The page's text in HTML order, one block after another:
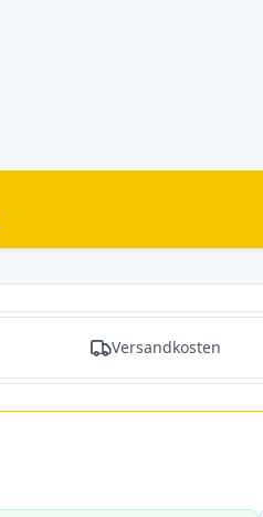
Versandkosten